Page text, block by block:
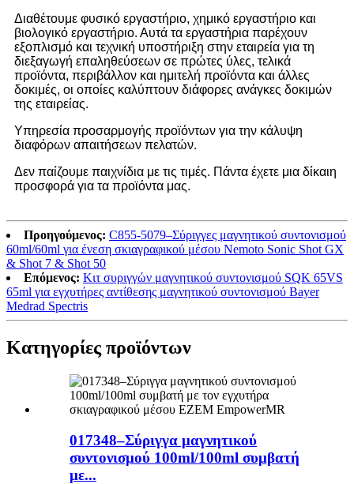
Διαθέτουμε φυσικό εργαστήριο, χημικό εργαστήριο και
βιολογικό εργαστήριο. Αυτά τα εργαστήρια παρέχουν
εξοπλισμό και τεχνική υποστήριξη στην εταιρεία για τη
διεξαγωγή επαληθεύσεων σε πρώτες ύλες, τελικά
προϊόντα, περιβάλλον και ημιτελή προϊόντα και άλλες
δοκιμές, οι οποίες καλύπτουν διάφορες ανάγκες δοκιμών
της εταιρείας.
Υπηρεσία προσαρμογής προϊόντων για την κάλυψη
διαφόρων απαιτήσεων πελατών.
Δεν παίζουμε παιχνίδια με τις τιμές. Πάντα έχετε μια δίκαιη
προσφορά για τα προϊόντα μας.
Προηγούμενος: C855-5079–Σύριγγες μαγνητικού συντονισμού
60ml/60ml για ένεση σκιαγραφικού μέσου Nemoto Sonic Shot GX
& Shot 7 & Shot 50
Επόμενος: Κιτ συριγγών μαγνητικού συντονισμού SQK 65VS
65ml για εγχυτήρες αντίθεσης μαγνητικού συντονισμού Bayer
Medrad Spectris
Κατηγορίες προϊόντων
017348–Σύριγγα μαγνητικού
συντονισμού 100ml/100ml συμβατή
με...